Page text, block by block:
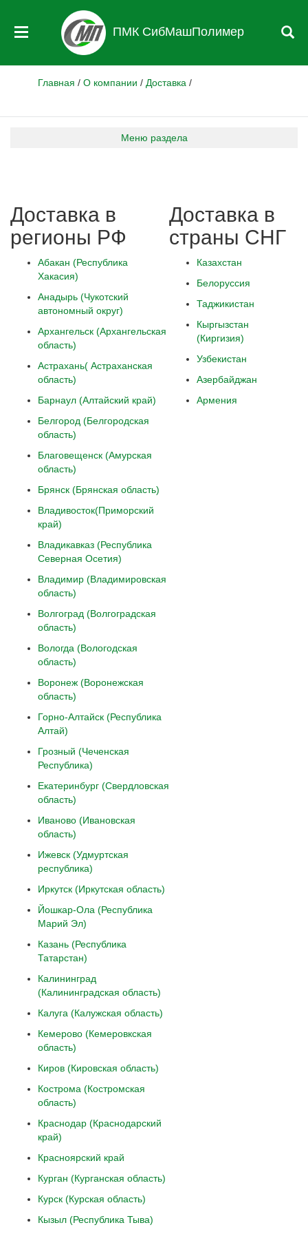
ПМК СибМашПолимер
Главная / О компании / Доставка /
Меню раздела
Доставка в
регионы РФ
Абакан (Республика
Хакасия)
Анадырь (Чукотский
автономный округ)
Архангельск (Архангельская
область)
Астрахань( Астраханская
область)
Барнаул (Алтайский край)
Белгород (Белгородская
область)
Благовещенск (Амурская
область)
Брянск (Брянская область)
Владивосток(Приморский
край)
Владикавказ (Республика
Северная Осетия)
Владимир (Владимировская
область)
Волгоград (Волгоградская
область)
Вологда (Вологодская
область)
Воронеж (Воронежская
область)
Горно-Алтайск (Республика
Алтай)
Грозный (Чеченская
Республика)
Екатеринбург (Свердловская
область)
Иваново (Ивановская
область)
Ижевск (Удмуртская
республика)
Иркутск (Иркутская область)
Йошкар-Ола (Республика
Марий Эл)
Казань (Республика
Татарстан)
Калининград
(Калининградская область)
Калуга (Калужская область)
Кемерово (Кемеровкская
область)
Киров (Кировская область)
Кострома (Костромская
область)
Краснодар (Краснодарский
край)
Красноярский край
Курган (Курганская область)
Курск (Курская область)
Кызыл (Республика Тыва)
Доставка в
страны СНГ
Казахстан
Белоруссия
Таджикистан
Кыргызстан
(Киргизия)
Узбекистан
Азербайджан
Армения